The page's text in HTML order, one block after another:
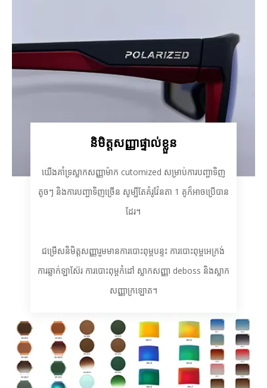
និមិត្តសញ្ញាផ្ទាល់ខ្លួន
យើងគាំទ្រស្លាកសញ្ញាម៉ាក cutomized សម្រាប់ការបញ្ជាទិញ
តូចៗ និងការបញ្ជាទិញច្រើន សូម្បីតែគំរូវ៉ែនតា 1 គូក៏អាចប្រើបាន
ដែរ។
ជម្រើសនិមិត្តសញ្ញារួមមានការបោះពុម្ពបន្ទះ ការបោះពុម្ពអេក្រង់
ការឆ្លាក់ឡាស៊ែរ ការបោះពុម្ពកំដៅ ស្លាកសញ្ញា deboss និងស្លាក
សញ្ញាក្រឡោត។